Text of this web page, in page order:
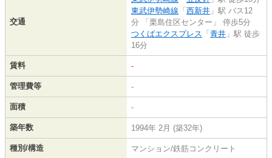
交通
東武伊勢崎線 「西新井 」駅 バス12
分 「栗島住区センター」 停歩5分
つくばエクスプレス 「青井 」駅 徒歩
16分
賃料 -
管理費等 -
面積 -
築年数 1994年 2月 (築32年)
種別/構造 マンション/鉄筋コンクリート